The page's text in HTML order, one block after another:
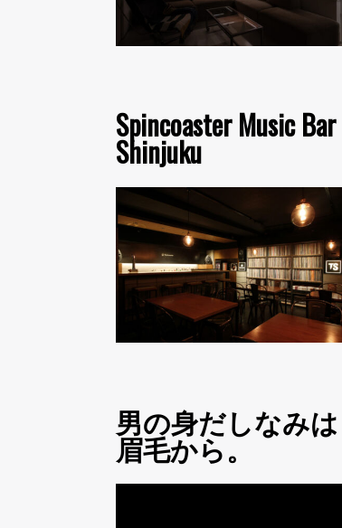
Spincoaster Music Bar
Shinjuku
男の身だしなみは
眉毛から。